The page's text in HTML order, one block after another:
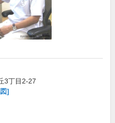
3丁目2-27
]